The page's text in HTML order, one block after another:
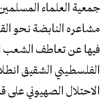
جمعية العلماء
مشاعره النابضة نحو
فيها عن تعاطف الشعب
الفلسطيني الشقيق
الاحتلال الصهيوني على